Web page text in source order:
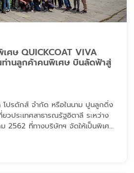
ศษ QUICKCOAT VIVA
านลูกค้าคนพิเศษ บินลัดฟ้าสู่
ดักส์ จำกัด หรือในนาม ปูนลูกดิ่ง
วประเทศสาธารณรัฐอิตาลี ระหว่าง
2562 ที่ทางบริษัทฯ จัดให้เป็นพิเศษ
ะภารัตน์ สิริวัฒกานนท์ ประธาน